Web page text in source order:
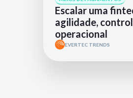
Escalar uma
agilidade,
operacional
EVERTEC TRENDS